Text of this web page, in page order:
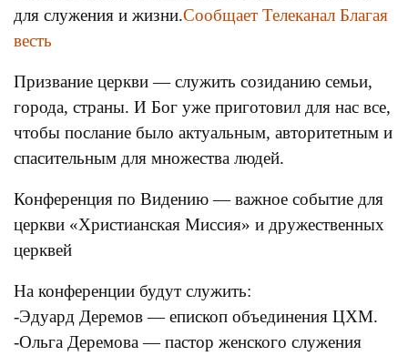
для служения и жизни.Сообщает Телеканал Благая
весть
Призвание церкви — служить созиданию семьи,
города, страны. И Бог уже приготовил для нас все,
чтобы послание было актуальным, авторитетным и
спасительным для множества людей.
Конференция по Видению — важное событие для
церкви «Христианская Миссия» и дружественных
церквей
На конференции будут служить:
-Эдуард Деремов — епископ объединения ЦХМ.
-Ольга Деремова — пастор женского служения